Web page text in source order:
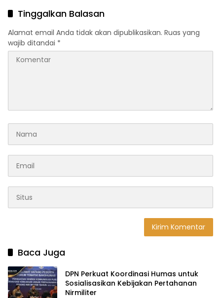
Tinggalkan Balasan
Alamat email Anda tidak akan dipublikasikan. Ruas yang
wajib ditandai *
Baca Juga
DPN Perkuat Koordinasi Humas untuk
Sosialisasikan Kebijakan Pertahanan
Nirmiliter